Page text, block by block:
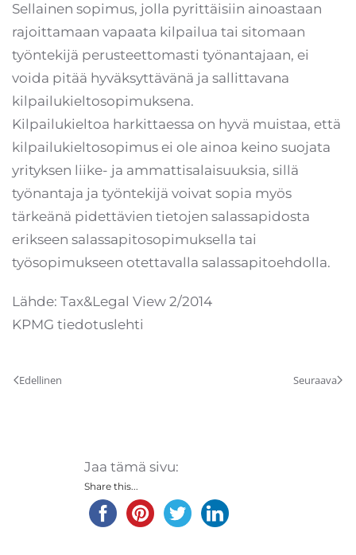
Sellainen sopimus, jolla pyrittäisiin ainoastaan
rajoittamaan vapaata kilpailua tai sitomaan
työntekijä perusteettomasti työnantajaan, ei
voida pitää hyväksyttävänä ja sallittavana
kilpailukieltosopimuksena.
Kilpailukieltoa harkittaessa on hyvä muistaa, että
kilpailukieltosopimus ei ole ainoa keino suojata
yrityksen liike- ja ammattisalaisuuksia, sillä
työnantaja ja työntekijä voivat sopia myös
tärkeänä pidettävien tietojen salassapidosta
erikseen salassapitosopimuksella tai
työsopimukseen otettavalla salassapitoehdolla.
Lähde: Tax&Legal View 2/2014
KPMG tiedotuslehti
Edellinen Seuraava
Jaa tämä sivu:
Share this...